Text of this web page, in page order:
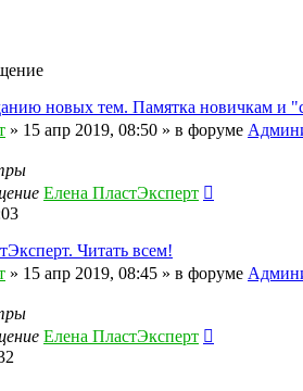
новых тем. Памятка новичкам и
» 15 апр 2019, 08:50 » в форуме
Елена ПластЭксперт
Читать всем!
» 15 апр 2019, 08:45 » в форуме
Елена ПластЭксперт